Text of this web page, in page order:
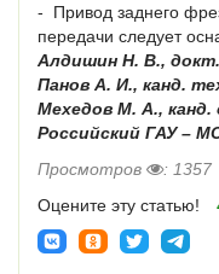
-  Привод заднего
передачи следует
Алдишин Н. В.,
Панов А. И., канд.
Мехедов М. А., канд.
Российский ГАУ –
Просмотров
: 1357
Оцените эту статью!